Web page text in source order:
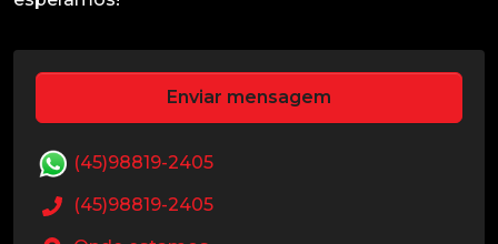
Enviar mensagem
(45)98819-2405
(45)98819-2405